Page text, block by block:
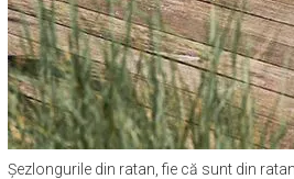
Șezlongurile din ratan, fie că sunt din